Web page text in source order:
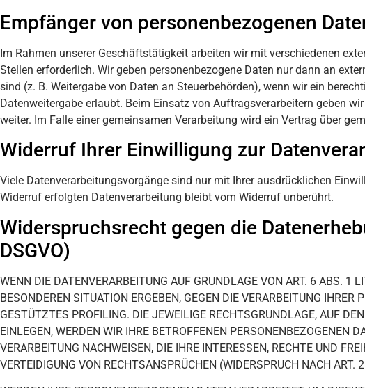
Empfänger von personenbezogenen
Im Rahmen unserer Geschäftstätigkeit arbeiten wir mit verschiedenen
Stellen erforderlich. Wir geben personenbezogene Daten nur dann an
sind (z. B. Weitergabe von Daten an Steuerbehörden), wenn wir ein
Datenweitergabe erlaubt. Beim Einsatz von Auftragsverarbeitern geben
weiter. Im Falle einer gemeinsamen Verarbeitung wird ein Vertrag über
Widerruf Ihrer Einwilligung zur
Viele Datenverarbeitungsvorgänge sind nur mit Ihrer ausdrücklichen
Widerruf erfolgten Datenverarbeitung bleibt vom Widerruf unberührt.
Widerspruchsrecht gegen die
DSGVO)
WENN DIE DATENVERARBEITUNG AUF GRUNDLAGE VON ART. 6 ABS. 1
BESONDEREN SITUATION ERGEBEN, GEGEN DIE VERARBEITUNG
GESTÜTZTES PROFILING. DIE JEWEILIGE RECHTSGRUNDLAGE, AUF
EINLEGEN, WERDEN WIR IHRE BETROFFENEN PERSONENBEZOGENEN
VERARBEITUNG NACHWEISEN, DIE IHRE INTERESSEN, RECHTE UND
VERTEIDIGUNG VON RECHTSANSPRÜCHEN (WIDERSPRUCH NACH ART.